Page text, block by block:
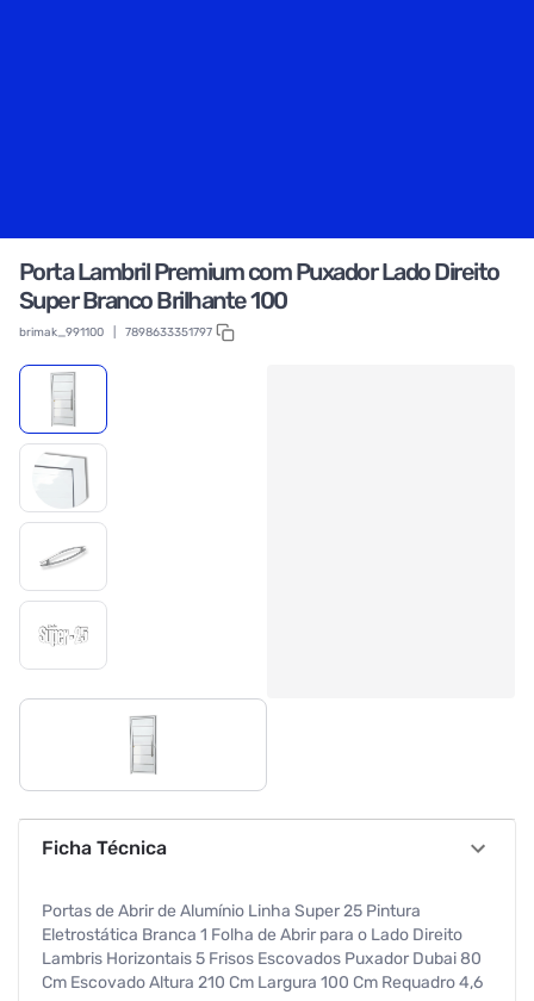
Porta Lambril Premium com Puxador Lado Direito
Super Branco Brilhante 100
brimak_991100 7898633351797
Ficha Técnica
Portas de Abrir de Alumínio Linha Super 25 Pintura
Eletrostática Branca 1 Folha de Abrir para o Lado Direito
Lambris Horizontais 5 Frisos Escovados Puxador Dubai 80
Cm Escovado Altura 210 Cm Largura 100 Cm Requadro 4,6